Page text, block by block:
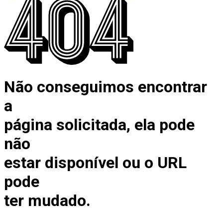
Não conseguimos encontrar
a
página solicitada, ela pode
não
estar disponível ou o URL
pode
ter mudado.